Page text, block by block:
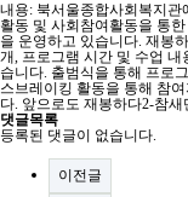
내용: 북서울종합사회복지
활동 및 사회참여활동을 통
을 운영하고 있습니다. 재봉
개, 프로그램 시간 및 수업
습니다. 출범식을 통해 프로
스브레이킹 활동을 통해 참
다. 앞으로도 재봉하다2-참
댓글목록
등록된 댓글이 없습니다.
이전글